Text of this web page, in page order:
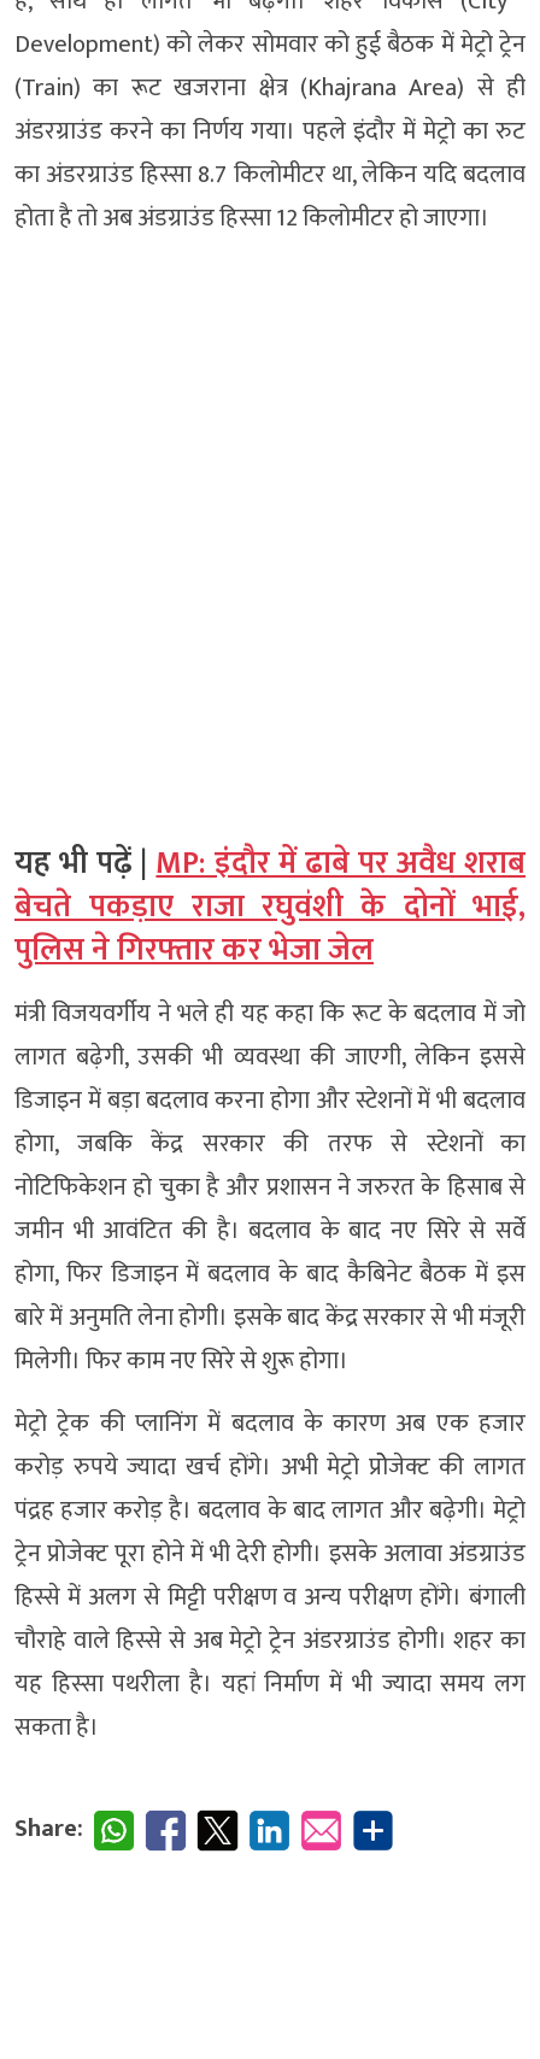
Development) को लेकर सोमवार को हुई बैठक में मेट्रो ट्रेन
(Train) का रूट खजराना क्षेत्र (Khajrana Area) से ही
अंडरग्राउंड करने का निर्णय गया। पहले इंदौर में मेट्रो का रुट
का अंडरग्राउंड हिस्सा 8.7 किलोमीटर था, लेकिन यदि बदलाव
होता है तो अब अंडग्राउंड हिस्सा 12 किलोमीटर हो जाएगा।
यह भी पढ़ें |MP: इंदौर में ढाबे पर अवैध शराब
बेचते पकड़ाए राजा रघुवंशी के दोनों भाई,
पुलिस ने गिरफ्तार कर भेजा जेल
मंत्री विजयवर्गीय ने भले ही यह कहा कि रूट के बदलाव में जो
लागत बढ़ेगी, उसकी भी व्यवस्था की जाएगी, लेकिन इससे
डिजाइन में बड़ा बदलाव करना होगा और स्टेशनों में भी बदलाव
होगा, जबकि केंद्र सरकार की तरफ से स्टेशनों का
नोटिफिकेशन हो चुका है और प्रशासन ने जरुरत के हिसाब से
जमीन भी आवंटित की है। बदलाव के बाद नए सिरे से सर्वे
होगा, फिर डिजाइन में बदलाव के बाद कैबिनेट बैठक में इस
बारे में अनुमति लेना होगी। इसके बाद केंद्र सरकार से भी मंजूरी
मिलेगी। फिर काम नए सिरे से शुरू होगा।
मेट्रो ट्रेक की प्लानिंग में बदलाव के कारण अब एक हजार
करोड़ रुपये ज्यादा खर्च होंगे। अभी मेट्रो प्रोेजेक्ट की लागत
पंद्रह हजार करोड़ है। बदलाव के बाद लागत और बढ़ेगी। मेट्रो
ट्रेन प्रोजेक्ट पूरा होने में भी देरी होगी। इसके अलावा अंडग्राउंड
हिस्से में अलग से मिट्टी परीक्षण व अन्य परीक्षण होंगे। बंगाली
चौराहे वाले हिस्से से अब मेट्रो ट्रेन अंडरग्राउंड होगी। शहर का
यह हिस्सा पथरीला है। यहां निर्माण में भी ज्यादा समय लग
सकता है।
Share: